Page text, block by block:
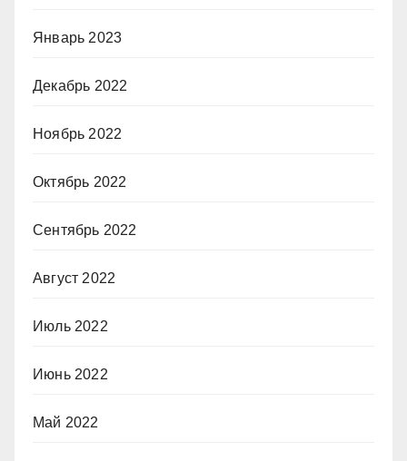
Январь 2023
Декабрь 2022
Ноябрь 2022
Октябрь 2022
Сентябрь 2022
Август 2022
Июль 2022
Июнь 2022
Май 2022